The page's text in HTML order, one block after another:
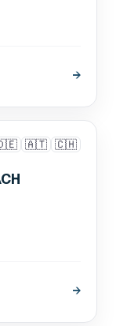
→
🇦🇹 🇨🇭
→